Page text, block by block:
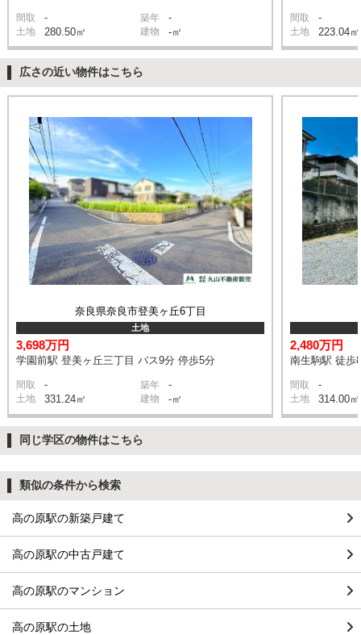
間取 - 築年 -
土地 280.50㎡ 建物 -㎡
間取 -
土地 223.04㎡
広さの近い物件はこちら
奈良県奈良市登美ヶ丘6丁目
土地
3,698万円
学園前駅 登美ヶ丘三丁目 バス9分 停歩5分
間取 - 築年 -
土地 331.24㎡ 建物 -㎡
2,480万円
南生駒駅 徒歩
間取 -
土地 314.00㎡
同じ学区の物件はこちら
類似の条件から検索
高の原駅の新築戸建て
高の原駅の中古戸建て
高の原駅のマンション
高の原駅の土地